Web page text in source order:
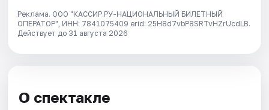
Реклама. ООО "КАССИР.РУ-НАЦИОНАЛЬНЫЙ БИЛЕТНЫЙ
ОПЕРАТОР", ИНН: 7841075409 erid: 25H8d7vbP8SRTvHZrUcdLB.
Действует до 31 августа 2026
О спектакле